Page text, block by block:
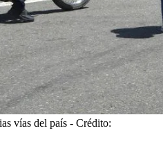
vías del país - Crédito: